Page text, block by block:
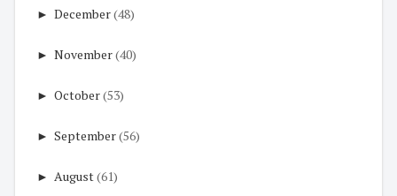
► December(48)
► November(40)
► October(53)
► September(56)
► August(61)